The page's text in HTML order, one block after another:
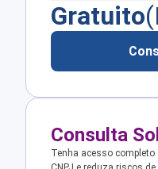
Gratuito
Consulta
Tenha acesso